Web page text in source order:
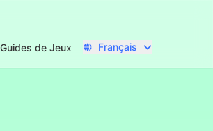
Guides de Jeux Français